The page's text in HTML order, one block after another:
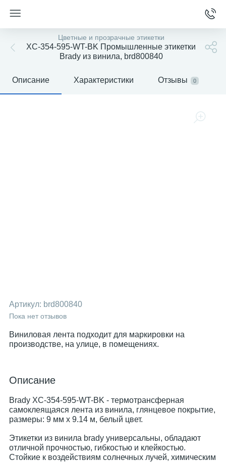
Цветные и прозрачные этикетки
XC-354-595-WT-BK Промышленные этикетки
Brady из винила, brd800840
Описание Характеристики Отзывы 0
Артикул: brd800840
Пока нет отзывов
Виниловая лента подходит для маркировки на
производстве, на улице, в помещениях.
Описание
Brady XC-354-595-WT-BK - термотрансферная
самоклеящаяся лента из винила, глянцевое покрытие,
размеры: 9 мм х 9.14 м, белый цвет.
Этикетки из винила brady универсальны, обладают
отличной прочностью, гибкостью и клейкостью.
Стойкие к воздействиям солнечных лучей, химическим